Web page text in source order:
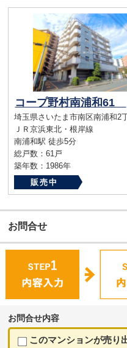
コープ野村南浦和61
埼玉県さいたま市南区南浦和2
ＪＲ京浜東北・根岸線
南浦和駅 徒歩5分
総戸数：61戸
築年数：1986年
販売中
お問合せ
お問合せ内容
このマンションが売り